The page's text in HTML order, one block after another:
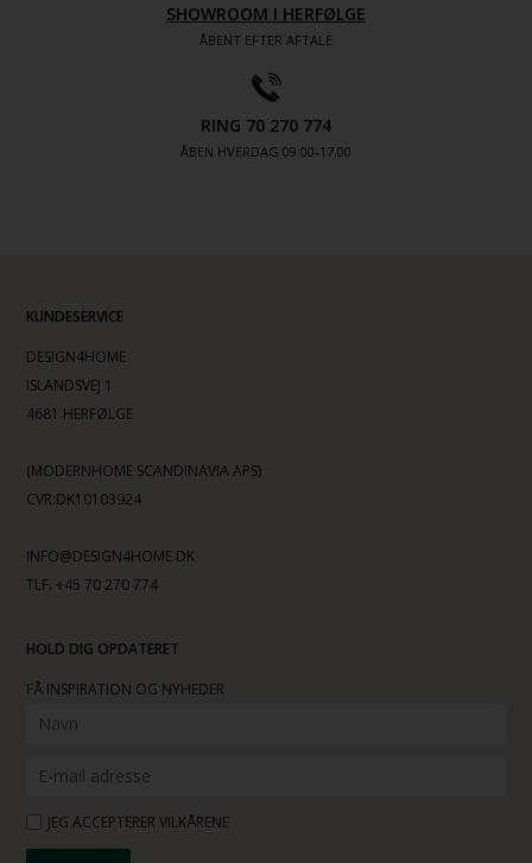
SHOWROOM I HERFØLGE
ÅBENT EFTER AFTALE
RING 70 270 774
ÅBEN HVERDAG 09:00-17.00
KUNDESERVICE
DESIGN4HOME
ISLANDSVEJ 1
4681 HERFØLGE
(MODERNHOME SCANDINAVIA APS)
CVR:DK10103924
INFO@DESIGN4HOME.DK
TLF. +45 70 270 774
HOLD DIG OPDATERET
FÅ INSPIRATION OG NYHEDER
JEG ACCEPTERER VILKÅRENE